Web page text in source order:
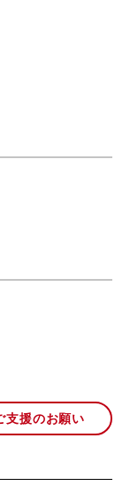
支援のお願い